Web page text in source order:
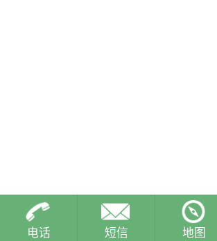
电话 短信 地图